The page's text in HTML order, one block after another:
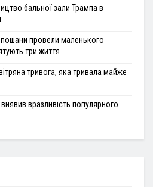
бальної зали Трампа в
провели маленького
три життя
тривога, яка тривала майже
вразливість популярного